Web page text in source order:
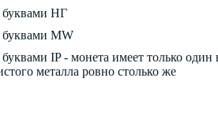
НГ
MW
IP - монета имеет только
металла ровно столько же